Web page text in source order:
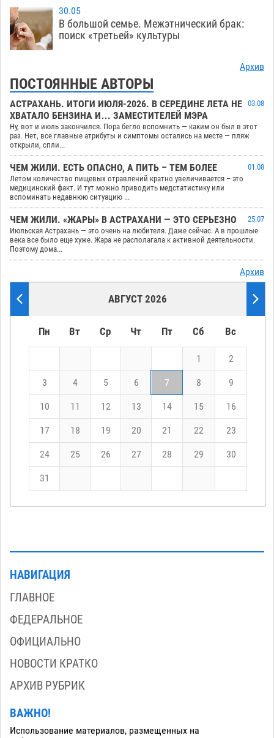
30.05
В большой семье. Межэтнический брак:
поиск «третьей» культуры
Архив
ПОСТОЯННЫЕ АВТОРЫ
АСТРАХАНЬ. ИТОГИ ИЮЛЯ-2026. В СЕРЕДИНЕ ЛЕТА НЕ
ХВАТАЛО БЕНЗИНА И… ЗАМЕСТИТЕЛЕЙ МЭРА
03.08
Ну, вот и июль закончился. Пора бегло вспомнить — каким он был в этот
раз. Нет, все главные атрибуты и симптомы остались на месте — пляж
открыли, спли...
ЧЕМ ЖИЛИ. ЕСТЬ ОПАСНО, А ПИТЬ – ТЕМ БОЛЕЕ
01.08
Летом количество пищевых отравлений кратно увеличивается – это
медицинский факт. И тут можно приводить медстатистику или
вспоминать недавнюю ситуацию ...
ЧЕМ ЖИЛИ. «ЖАРЫ» В АСТРАХАНИ — ЭТО СЕРЬЕЗНО
25.07
Июльская Астрахань — это очень на любителя. Даже сейчас. А в прошлые
века все было еще хуже. Жара не располагала к активной деятельности.
Поэтому дома...
Архив
АВГУСТ 2026
Пн Вт Ср Чт Пт Сб Вс
1 2
3 4 5 6 7 8 9
10 11 12 13 14 15 16
17 18 19 20 21 22 23
24 25 26 27 28 29 30
31
НАВИГАЦИЯ
ГЛАВНОЕ
ФЕДЕРАЛЬНОЕ
ОФИЦИАЛЬНО
НОВОСТИ КРАТКО
АРХИВ РУБРИК
ВАЖНО!
Использование материалов, размещенных на